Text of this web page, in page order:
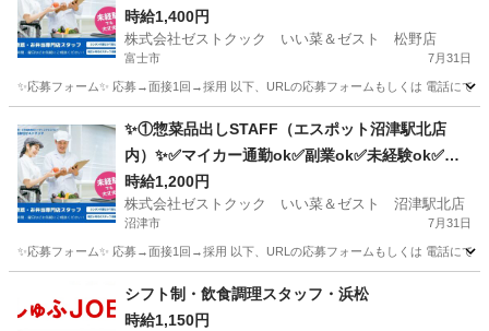
時給1,400円
株式会社ゼストクック いい菜＆ゼスト 松野店
富士市 7月31日
✨応募フォーム✨ 応募→面接1回→採用 以下、URLの応募フォームもしくは 電話にて
キッチン ポテト
✨①惣菜品出しSTAFF（エスポット沼津駅北店
内）✨✅マイカー通勤ok✅副業ok✅未経験ok✅扶
養内ok✅週2～ok
時給1,200円
株式会社ゼストクック いい菜＆ゼスト 沼津駅北店
沼津市 7月31日
✨応募フォーム✨ 応募→面接1回→採用 以下、URLの応募フォームもしくは 電話にて
キッチン スタッフ
シフト制・飲食調理スタッフ・浜松
時給1,150円